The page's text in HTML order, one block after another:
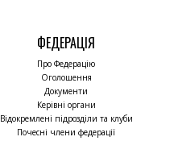
ФЕДЕРАЦІЯ
Про Федерацію
Оголошення
Документи
Керівні органи
Відокремлені підрозділи та клуби
Почесні члени федерації